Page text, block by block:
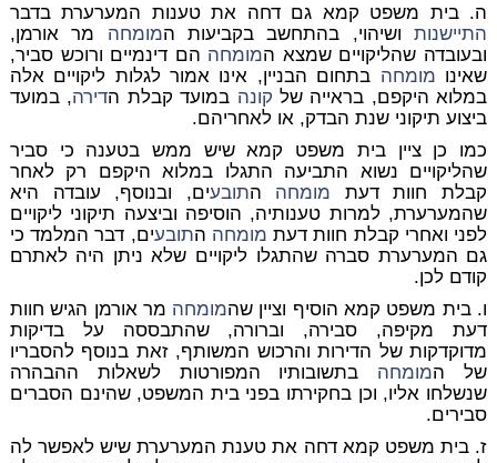
ה. בית משפט קמא גם דחה את טענות המערערת בדבר
התיישנותושיהוי, בהתחשב בקביעות המומחה מר אורמן,
ובעובדה שהליקויים שמצא המומחה הם דינמיים ורוכש סביר,
שאינו מומחה בתחום הבניין, אינו אמור לגלות ליקויים אלה
במלוא היקפם, בראייה של קונה במועד קבלת הדירה, במועד
ביצוע תיקוני שנת הבדק, או לאחריהם.
כמו כן ציין בית משפט קמא שיש ממש בטענה כי סביר
שהליקויים נשוא התביעה התגלו במלוא היקפם רק לאחר
קבלת חוות דעת מומחה התובעים, ובנוסף, עובדה היא
שהמערערת, למרות טענותיה, הוסיפה וביצעה תיקוני ליקויים
לפני ואחרי קבלת חוות דעת מומחה התובעים, דבר המלמד כי
גם המערערת סברה שהתגלו ליקויים שלא ניתן היה לאתרם
קודם לכן.
ו. בית משפט קמא הוסיף וציין שהמומחה מר אורמן הגיש חוות
דעת מקיפה, סבירה, וברורה, שהתבססה על בדיקות
מדוקדקות של הדירות והרכוש המשותף, זאת בנוסף להסבריו
של המומחה בתשובותיו המפורטות לשאלות ההבהרה
שנשלחו אליו, וכן בחקירתו בפני בית המשפט, שהינם הסברים
סבירים.
ז. בית משפט קמא דחה את טענת המערערת שיש לאפשר לה